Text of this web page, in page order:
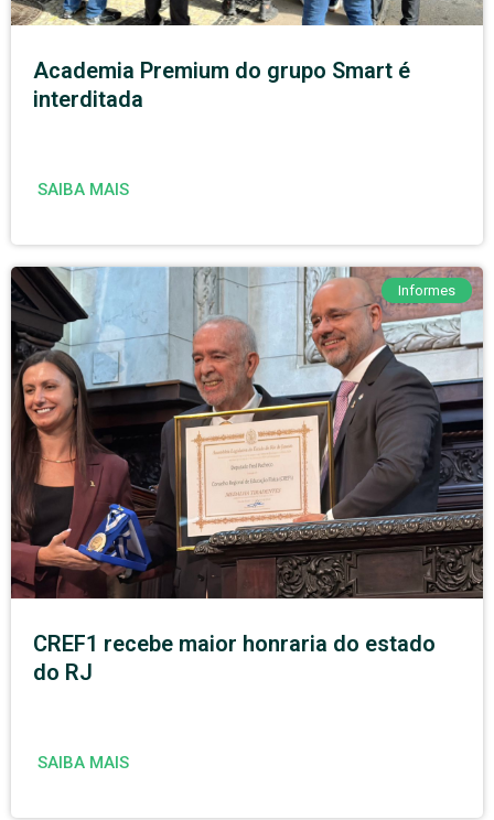
Academia Premium do grupo Smart é
interditada
SAIBA MAIS
Informes
CREF1 recebe maior honraria do estado
do RJ
SAIBA MAIS